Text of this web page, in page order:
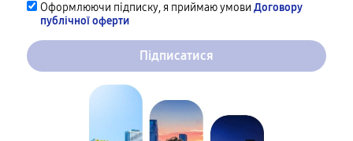
Оформлюючи підписку, я приймаю умови Договору
публічної оферти
Підписатися